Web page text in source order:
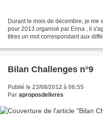
Durant le mois de décembre, je me
pour 2013 organisé par Enna , il
titres un mot correspondant aux
Bilan Challenges n°9
Publié le 23/08/2012 à 06:55
Par aproposdelivres